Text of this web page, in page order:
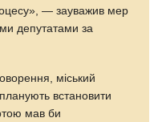
— зауважив мер
депутатами за
міський
встановити
мав би